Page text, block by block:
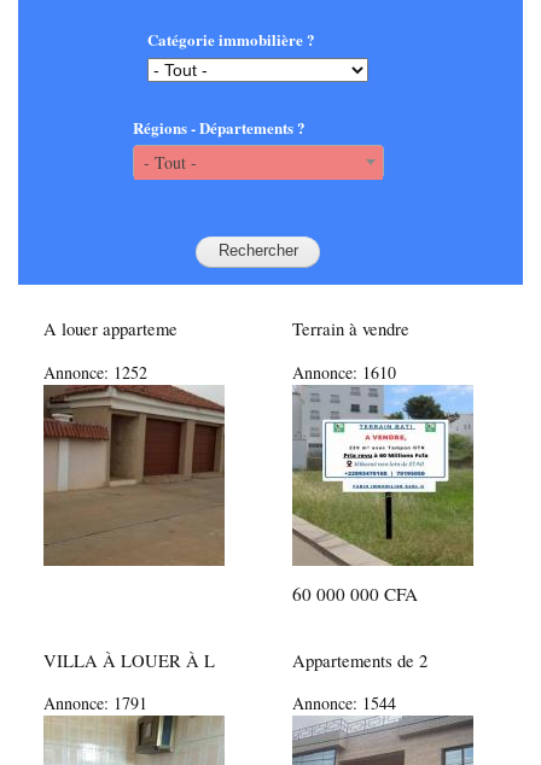
Catégorie immobilière ?
Régions - Départements ?
- Tout -
A louer apparteme
Annonce: 1252
Terrain à vendre
Annonce: 1610
60 000 000 CFA
VILLA À LOUER À L
Annonce: 1791
Appartements de 2
Annonce: 1544